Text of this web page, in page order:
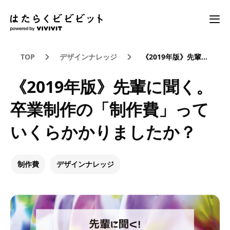
TOP デザインナレッジ 《2019年版》先輩に聞く。卒業制作の「制作費」っていくらかかりましたか？
《2019年版》先輩に聞く。
卒業制作の「制作費」って
いくらかかりましたか？
制作費 デザインナレッジ